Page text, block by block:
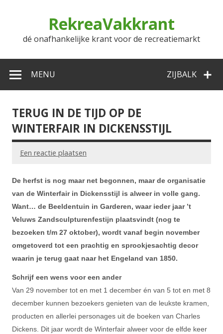
RekreaVakkrant
dé onafhankelijke krant voor de recreatiemarkt
ZIJBALK
MENU
TERUG IN DE TIJD OP DE
WINTERFAIR IN DICKENSSTIJL
Een reactie plaatsen
De herfst is nog maar net begonnen, maar de organisatie
van de Winterfair in Dickensstijl is alweer in volle gang.
Want… de Beeldentuin in Garderen, waar ieder jaar ’t
Veluws Zandsculpturenfestijn plaatsvindt (nog te
bezoeken t/m 27 oktober), wordt vanaf begin november
omgetoverd tot een prachtig en sprookjesachtig decor
waarin je terug gaat naar het Engeland van 1850.
Schrijf een wens voor een ander
Van 29 november tot en met 1 december én van 5 tot en met 8
december kunnen bezoekers genieten van de leukste kramen,
producten en allerlei personages uit de boeken van Charles
Dickens. Dit jaar wordt de Winterfair alweer voor de elfde keer